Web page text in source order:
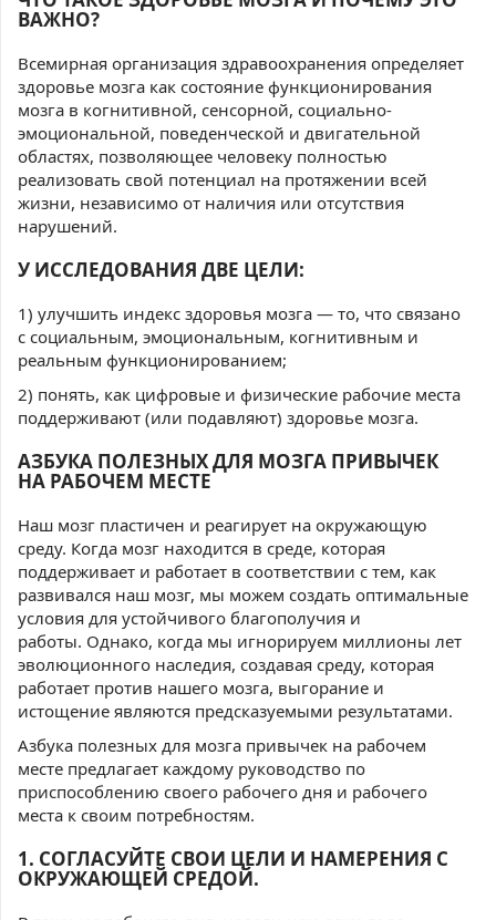
ВАЖНО?
Всемирная организация здравоохранения определяет
здоровье мозга как состояние функционирования
мозга в когнитивной, сенсорной, социально-
эмоциональной, поведенческой и двигательной
областях, позволяющее человеку полностью
реализовать свой потенциал на протяжении всей
жизни, независимо от наличия или отсутствия
нарушений.
У ИССЛЕДОВАНИЯ ДВЕ ЦЕЛИ:
1) улучшить индекс здоровья мозга — то, что связано
с социальным, эмоциональным, когнитивным и
реальным функционированием;
2) понять, как цифровые и физические рабочие места
поддерживают (или подавляют) здоровье мозга.
АЗБУКА ПОЛЕЗНЫХ ДЛЯ МОЗГА ПРИВЫЧЕК
НА РАБОЧЕМ МЕСТЕ
Наш мозг пластичен и реагирует на окружающую
среду. Когда мозг находится в среде, которая
поддерживает и работает в соответствии с тем, как
развивался наш мозг, мы можем создать оптимальные
условия для устойчивого благополучия и
работы. Однако, когда мы игнорируем миллионы лет
эволюционного наследия, создавая среду, которая
работает против нашего мозга, выгорание и
истощение являются предсказуемыми результатами.
Азбука полезных для мозга привычек на рабочем
месте предлагает каждому руководство по
приспособлению своего рабочего дня и рабочего
места к своим потребностям.
1. СОГЛАСУЙТЕ СВОИ ЦЕЛИ И НАМЕРЕНИЯ С
ОКРУЖАЮЩЕЙ СРЕДОЙ.